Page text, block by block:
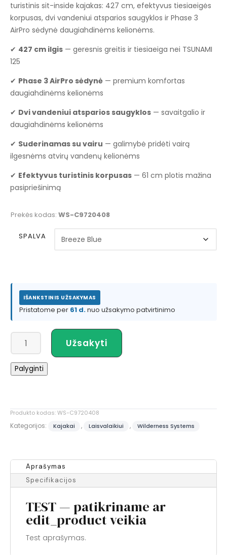
turistinis sit-inside kajakas: 427 cm, efektyvus tiesiaeigės
korpusas, dvi vandeniui atsparios saugyklos ir Phase 3
AirPro sėdynė daugiahdinėms kelionėms.
✔ 427 cm ilgis — geresnis greitis ir tiesiaeiga nei TSUNAMI
125
✔ Phase 3 AirPro sėdynė — premium komfortas
daugiahdinėms kelionėms
✔ Dvi vandeniui atsparios saugyklos — savaitgalio ir
daugiahdinėms kelionėms
✔ Suderinamas su vairu — galimybė pridėti vairą
ilgesnėms atvirų vandenų kelionėms
✔ Efektyvus turistinis korpusas — 61 cm plotis mažina
pasipriešinimą
Prekės kodas: WS-C9720408
SPALVA
IŠANKSTINIS UŽSAKYMAS
Pristatome per 61 d.nuo užsakymo patvirtinimo
kiekis:
Wilderness
Systems
Užsakyti
Palyginti
Produkto kodas:WS-C9720408
Kategorijos: Kajakai , Laisvalaikiui , Wilderness Systems
Aprašymas
Specifikacijos
TEST — patikriname ar
edit_product veikia
Test aprašymas.